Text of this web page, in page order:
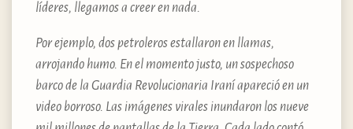
líderes, llegamos a creer en nada.
Por ejemplo, dos petroleros estallaron en llamas,
arrojando humo. En el momento justo, un sospechoso
barco de la Guardia Revolucionaria Iraní apareció en un
video borroso. Las imágenes virales inundaron los nueve